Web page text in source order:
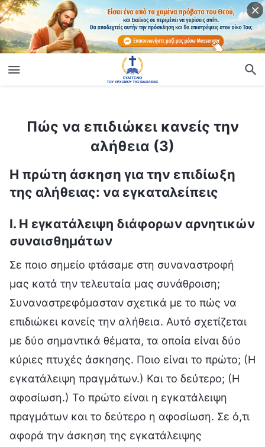
Πώς να επιδιώκει κανείς την αλήθεια (3)
Πώς να επιδιώκει κανείς την
αλήθεια (3)
Η πρώτη άσκηση για την επιδίωξη
της αλήθειας: να εγκαταλείπεις
Ι. Η εγκατάλειψη διάφορων αρνητικών
συναισθημάτων
Σε ποιο σημείο φτάσαμε στη συναναστροφή
μας κατά την τελευταία μας συνάθροιση;
Συναναστρεφόμασταν σχετικά με το πώς να
επιδιώκει κανείς την αλήθεια. Αυτό σχετίζεται
με δύο σημαντικά θέματα, τα οποία είναι δύο
κύριες πτυχές άσκησης. Ποιο είναι το πρώτο; (Η
εγκατάλειψη πραγμάτων.) Και το δεύτερο; (Η
αφοσίωση.) Το πρώτο είναι η εγκατάλειψη
πραγμάτων και το δεύτερο η αφοσίωση. Σε ό,τι
αφορά την άσκηση της εγκατάλειψης